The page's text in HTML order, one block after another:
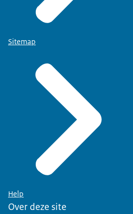
Sitemap
Help
Over deze site